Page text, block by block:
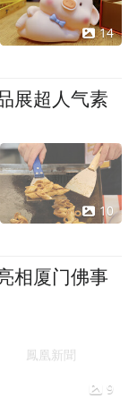
14
展超人气素
10
相厦门佛事
9